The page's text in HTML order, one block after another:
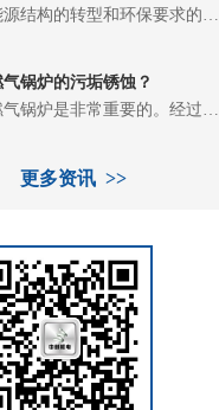
源结构的转型和环保要求的…
锅炉的污垢锈蚀？
气锅炉是非常重要的。经过…
更多资讯 >>